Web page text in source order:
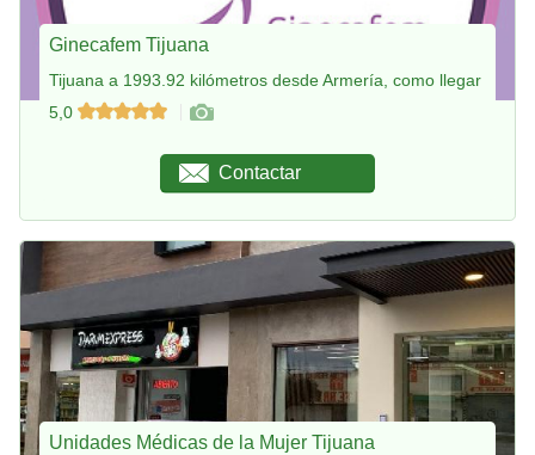
Ginecafem Tijuana
Tijuana a 1993.92 kilómetros desde Armería, como llegar
5,0
Contactar
Unidades Médicas de la Mujer Tijuana